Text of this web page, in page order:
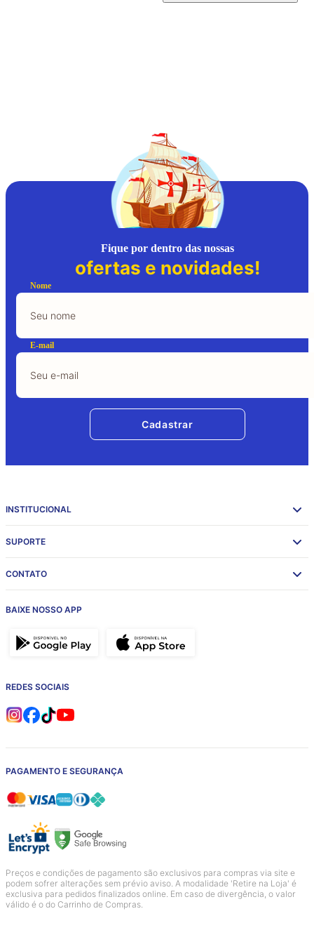
Fique por dentro das nossas
ofertas e novidades!
Nome
E-mail
Cadastrar
INSTITUCIONAL
SUPORTE
CONTATO
BAIXE NOSSO APP
REDES SOCIAIS
PAGAMENTO E SEGURANÇA
Preços e condições de pagamento são exclusivos para compras via site e
podem sofrer alterações sem prévio aviso. A modalidade 'Retire na Loja' é
exclusiva para pedidos finalizados online. Em caso de divergência, o valor
válido é o do Carrinho de Compras.